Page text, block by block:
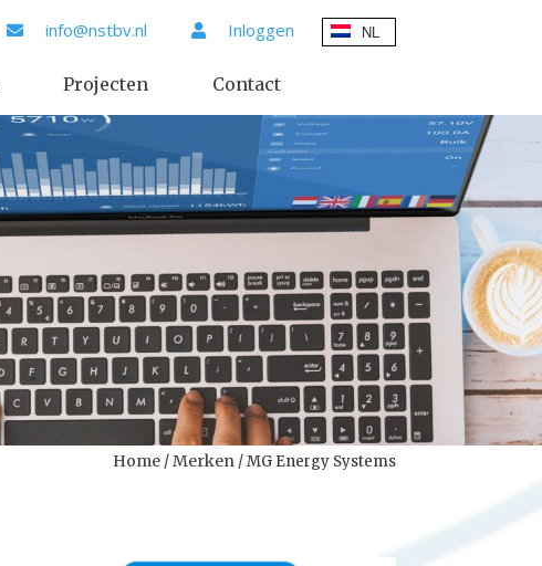
info@nstbv.nl Inloggen
Projecten Contact
Home /Merken / MG Energy Systems